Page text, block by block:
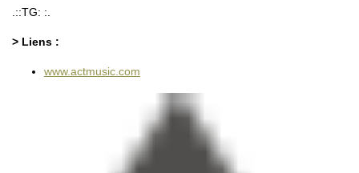
.::TG: :.
> Liens :
www.actmusic.com